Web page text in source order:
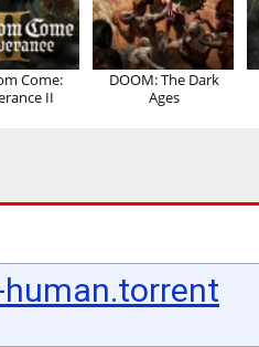
Come:
II
DOOM: The Dark
Ages